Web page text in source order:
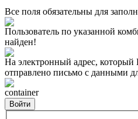
Все поля обязательны для
Пользователь по указанной
найден!
На электронный адрес,
отправлено письмо с данными
container
Войти